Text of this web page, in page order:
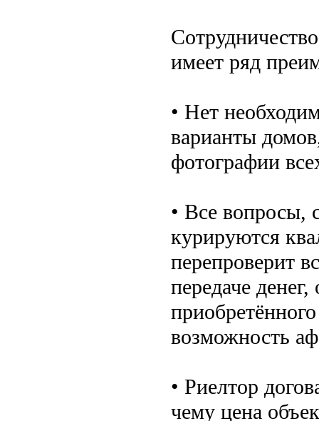
имеет ряд
• Нет
варианты
фотографии
• Все вопросы,
курируются
перепроверит
передаче
возможность
• Риелтор
чему цена